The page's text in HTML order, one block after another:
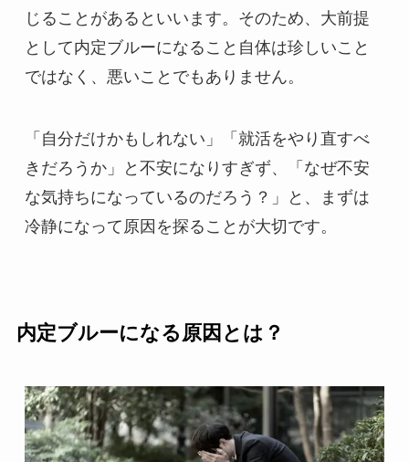
じることがあるといいます。そのため、大前提
として内定ブルーになること自体は珍しいこと
ではなく、悪いことでもありません。
「自分だけかもしれない」「就活をやり直すべ
きだろうか」と不安になりすぎず、「なぜ不安
な気持ちになっているのだろう？」と、まずは
冷静になって原因を探ることが大切です。
内定ブルーになる原因とは？